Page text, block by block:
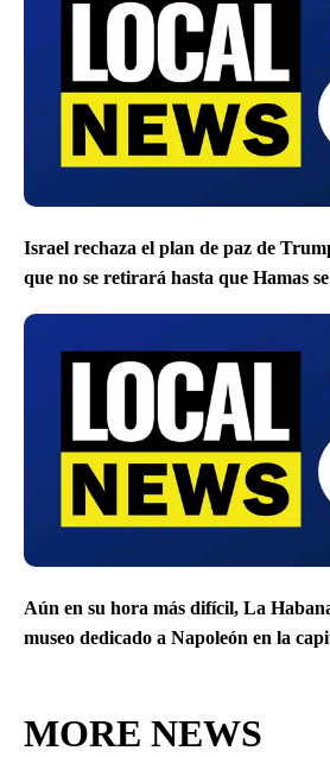
Israel rechaza el plan de paz de
que no se retirará hasta que Hamas
Aún en su hora más difícil, La
museo dedicado a Napoleón en la
MORE NEWS